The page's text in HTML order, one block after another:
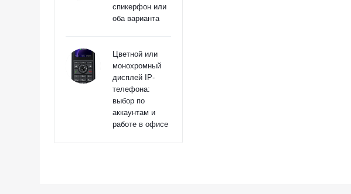
спикерфон или
оба варианта
Цветной или
монохромный
дисплей IP-
телефона:
выбор по
аккаунтам и
работе в офисе